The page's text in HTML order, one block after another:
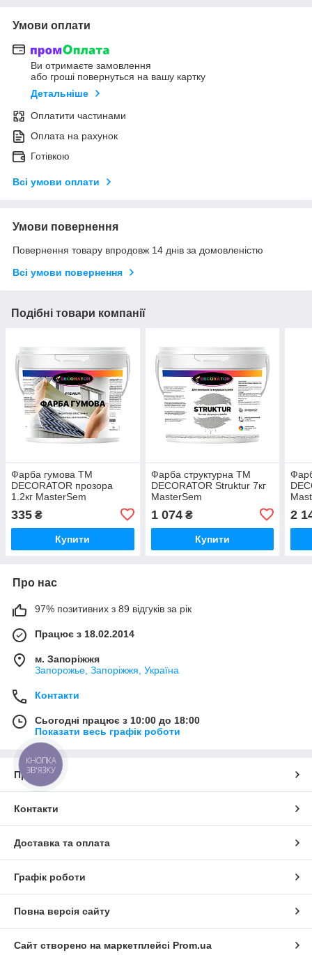
Умови оплати
Ви отримаєте замовлення
або гроші повернуться на вашу картку
Детальніше
Оплатити частинами
Оплата на рахунок
Готівкою
Всі умови оплати
Умови повернення
Повернення товару впродовж 14 днів за домовленістю
Всі умови повернення
Подібні товари компанії
Фарба гумова TM
DECORATOR прозора
1.2кг MasterSem
335 ₴
Купити
Фарба структурна ТМ
DECORATOR Struktur 7кг
MasterSem
1 074₴
Купити
2
Про нас
97% позитивних з 89 відгуків за рік
Працює з 18.02.2014
м. Запоріжжя
Запорожье, Запоріжжя, Україна
Контакти
Сьогодні працює з 10:00 до 18:00
Показати весь графік роботи
Про нас
Контакти
Доставка та оплата
Графік роботи
Повна версія сайту
Сайт створено на маркетплейсі Prom.ua
КНОПКА
ЗВ'ЯЗКУ